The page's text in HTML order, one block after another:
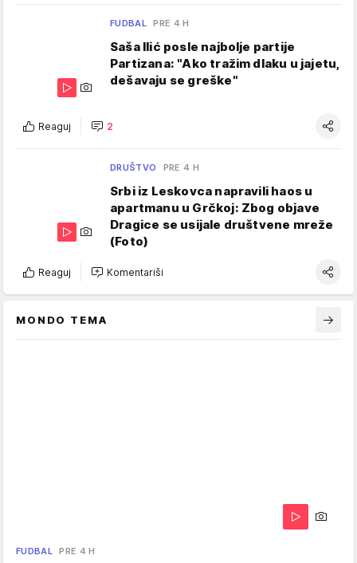
FUDBAL PRE 4 H
Saša Ilić posle najbolje partije
Partizana: "Ako tražim dlaku u jajetu,
dešavaju se greške"
Reaguj 2
DRUŠTVO PRE 4 H
Srbi iz Leskovca napravili haos u
apartmanu u Grčkoj: Zbog objave
Dragice se usijale društvene mreže
(Foto)
Reaguj Komentariši
MONDO TEMA
FUDBAL PRE 4 H